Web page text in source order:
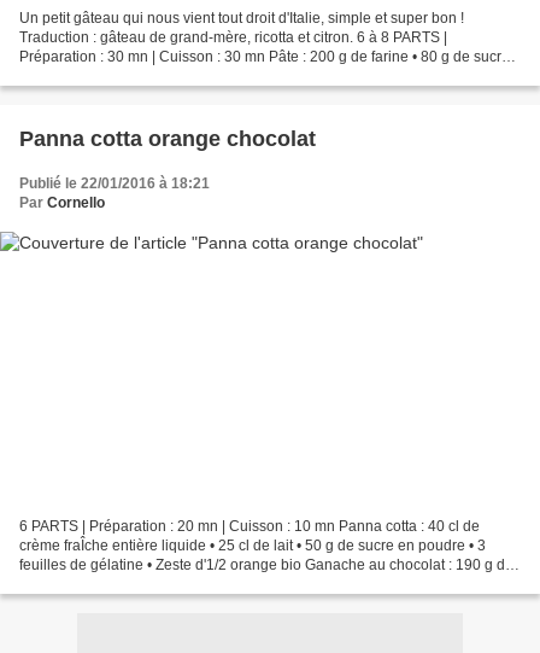
Un petit gâteau qui nous vient tout droit d'Italie, simple et super bon !
Traduction : gâteau de grand-mère, ricotta et citron. 6 à 8 PARTS |
Préparation : 30 mn | Cuisson : 30 mn Pâte : 200 g de farine • 80 g de sucre •
Panna cotta orange chocolat
Publié le 22/01/2016 à 18:21
Par Cornello
6 PARTS | Préparation : 20 mn | Cuisson : 10 mn Panna cotta : 40 cl de
crème fraÎche entière liquide • 25 cl de lait • 50 g de sucre en poudre • 3
feuilles de gélatine • Zeste d'1/2 orange bio Ganache au chocolat : 190 g de